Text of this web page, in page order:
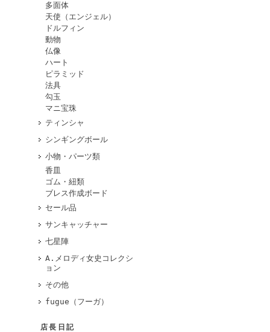
多面体
天使（エンジェル）
ドルフィン
動物
仏像
ハート
ピラミッド
法具
勾玉
マニ宝珠
ティンシャ
シンギングボール
小物・パーツ類
香皿
ゴム・紐類
ブレス作成ボード
セール品
サンキャッチャー
七星陣
A.メロディ女史コレクシ
ョン
その他
fugue（フーガ）
店長日記